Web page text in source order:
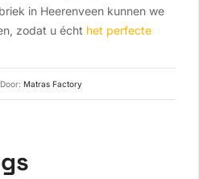
in Heerenveen kunnen we
zodat u écht het perfecte
Door: Matras Factory